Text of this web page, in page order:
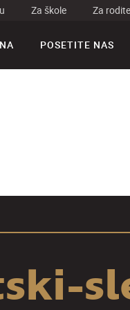
Za škole Za
POSETITE NAS